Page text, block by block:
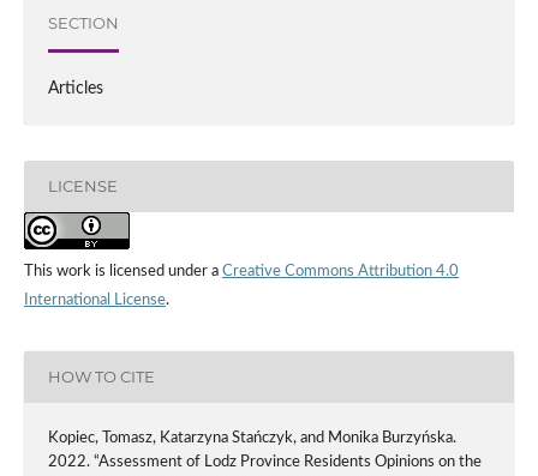
SECTION
Articles
LICENSE
This work is licensed under a Creative Commons Attribution 4.0
International License.
HOW TO CITE
Kopiec, Tomasz, Katarzyna Stańczyk, and Monika Burzyńska.
2022. “Assessment of Lodz Province Residents Opinions on the